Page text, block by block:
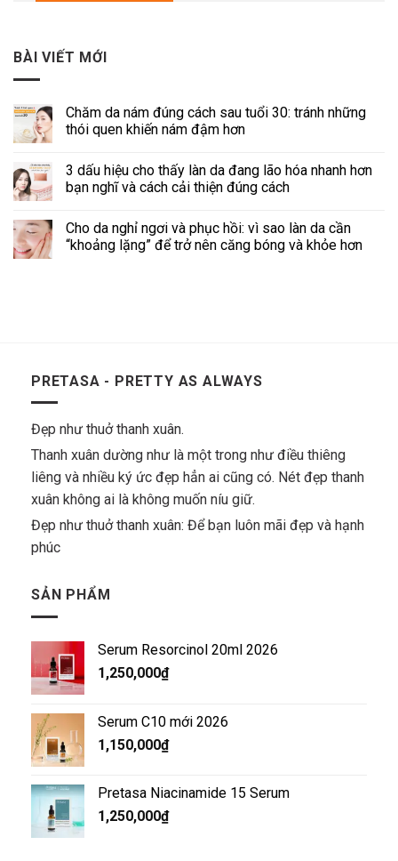
BÀI VIẾT MỚI
Chăm da nám đúng cách sau tuổi 30: tránh những
thói quen khiến nám đậm hơn
3 dấu hiệu cho thấy làn da đang lão hóa nhanh hơn
bạn nghĩ và cách cải thiện đúng cách
Cho da nghỉ ngơi và phục hồi: vì sao làn da cần
“khoảng lặng” để trở nên căng bóng và khỏe hơn
PRETASA - PRETTY AS ALWAYS
Đẹp như thuở thanh xuân.
Thanh xuân dường như là một trong như điều thiêng
liêng và nhiều ký ức đẹp hẳn ai cũng có. Nét đẹp thanh
xuân không ai là không muốn níu giữ.
Đẹp như thuở thanh xuân: Để bạn luôn mãi đẹp và hạnh
phúc
SẢN PHẨM
Serum Resorcinol 20ml 2026
1,250,000₫
Serum C10 mới 2026
1,150,000₫
Pretasa Niacinamide 15 Serum
1,250,000₫